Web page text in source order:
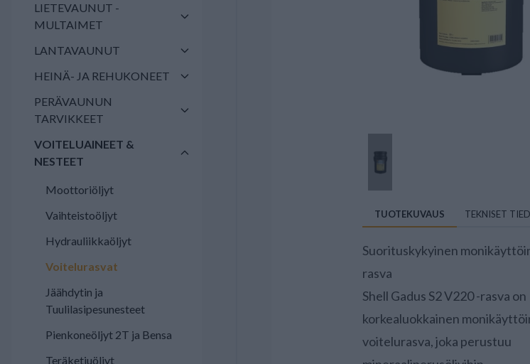
LIETEVAUNUT -
MULTAIMET
LANTAVAUNUT
HEINÄ- JA REHUKONEET
PERÄVAUNUN
TARVIKKEET
VOITELUAINEET &
NESTEET
Moottoriöljyt
Vaihteistoöljyt
Hydrauliikkaöljyt
Voitelurasvat
Jäähdytin ja
Tuulilasipesunesteet
Pienkoneöljyt 2T ja Bensa
Teräketjuöljyt
TUOTEKUVAUS TEKNISET
Suorituskykyinen
rasva
Shell Gadus S2 V220 -rasva on
korkealuokkainen
voitelurasva, joka perustuu